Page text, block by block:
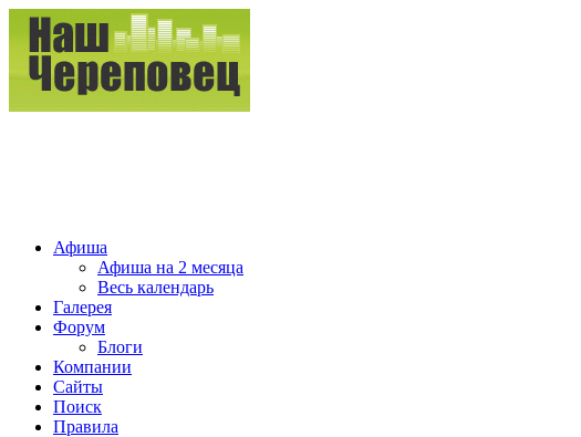
Афиша
Афиша на 2 месяца
Весь календарь
Галерея
Форум
Блоги
Компании
Сайты
Поиск
Правила